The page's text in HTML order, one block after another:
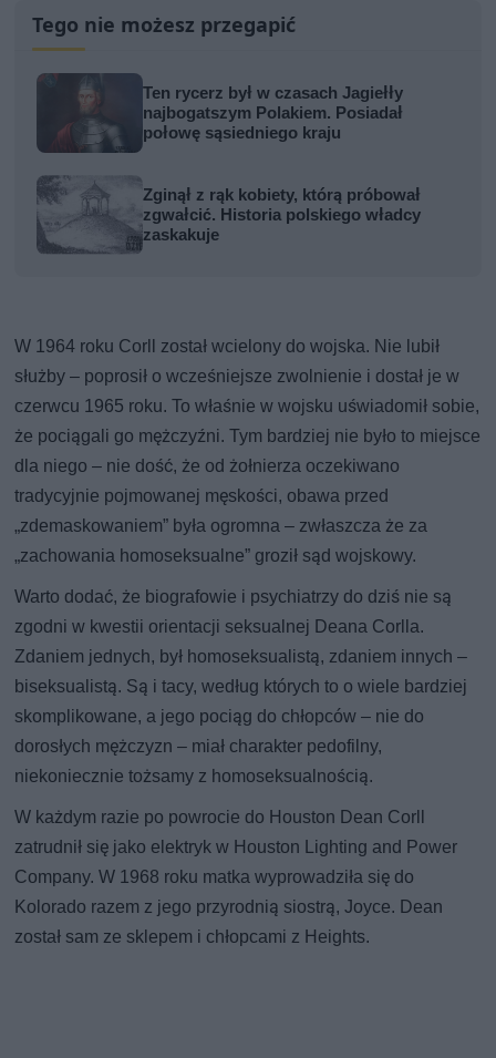
Tego nie możesz przegapić
Ten rycerz był w czasach Jagiełły
najbogatszym Polakiem. Posiadał
połowę sąsiedniego kraju
Zginął z rąk kobiety, którą próbował
zgwałcić. Historia polskiego władcy
zaskakuje
W 1964 roku Corll został wcielony do wojska. Nie lubił
służby – poprosił o wcześniejsze zwolnienie i dostał je w
czerwcu 1965 roku. To właśnie w wojsku uświadomił sobie,
że pociągali go mężczyźni. Tym bardziej nie było to miejsce
dla niego – nie dość, że od żołnierza oczekiwano
tradycyjnie pojmowanej męskości, obawa przed
„zdemaskowaniem” była ogromna – zwłaszcza że za
„zachowania homoseksualne” groził sąd wojskowy.
Warto dodać, że biografowie i psychiatrzy do dziś nie są
zgodni w kwestii orientacji seksualnej Deana Corlla.
Zdaniem jednych, był homoseksualistą, zdaniem innych –
biseksualistą. Są i tacy, według których to o wiele bardziej
skomplikowane, a jego pociąg do chłopców – nie do
dorosłych mężczyzn – miał charakter pedofilny,
niekoniecznie tożsamy z homoseksualnością.
W każdym razie po powrocie do Houston Dean Corll
zatrudnił się jako elektryk w Houston Lighting and Power
Company. W 1968 roku matka wyprowadziła się do
Kolorado razem z jego przyrodnią siostrą, Joyce. Dean
został sam ze sklepem i chłopcami z Heights.